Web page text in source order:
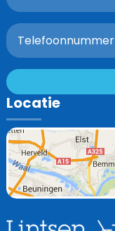
Locatie